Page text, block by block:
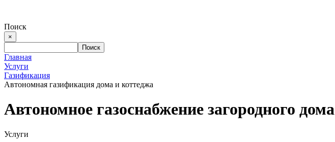
Поиск
×
Главная
Услуги
Газификация
Автономная газификация дома и коттеджа
Автономное газоснабжение загородного дома
Услуги